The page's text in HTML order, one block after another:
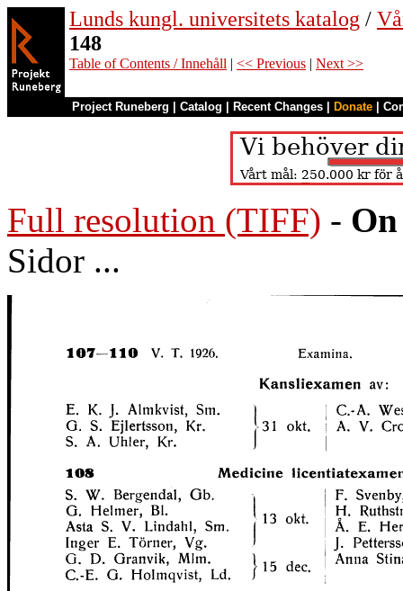
Lunds kungl. universitets katalog /
148
Table of Contents / Innehåll | << Previous | Next >>
Project Runeberg Catalog Recent Changes Donate
Full resolution (TIFF) -
Sidor ...